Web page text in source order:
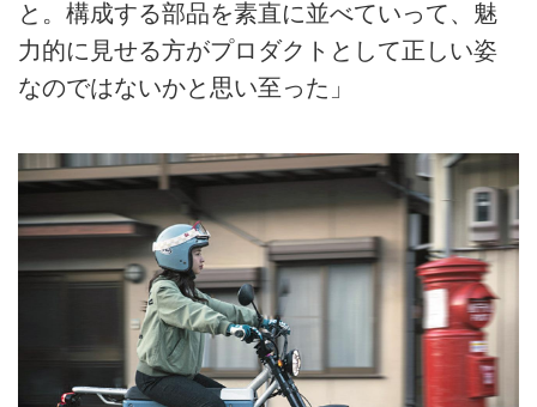
と。構成する部品を素直に並べていって、魅
力的に見せる方がプロダクトとして正しい姿
なのではないかと思い至った」